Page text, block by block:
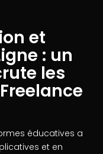
et
: un
les
éducatives a
et en